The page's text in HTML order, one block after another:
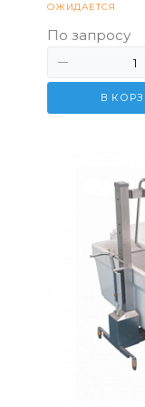
ОЖИДАЕТСЯ
По запросу
В